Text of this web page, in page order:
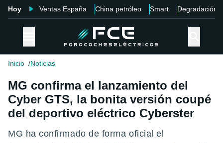
Hoy Ventas España China petróleo Smart Degradación
Inicio Noticias
MG confirma el lanzamiento del
Cyber GTS, la bonita versión coupé
del deportivo eléctrico Cyberster
MG ha confirmado de forma oficial el